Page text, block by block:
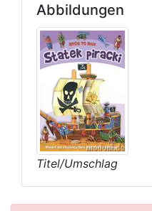
Abbildungen
Titel/Umschlag